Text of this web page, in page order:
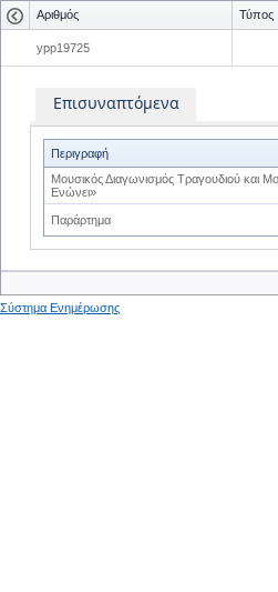
Αριθμός Τύπος
ypp19725
Επισυναπτόμενα
Περιγραφή
Μουσικός Διαγωνισμός Τραγουδιού και
Ενώνει»
Παράρτημα
Σύστημα Ενημέρωσης